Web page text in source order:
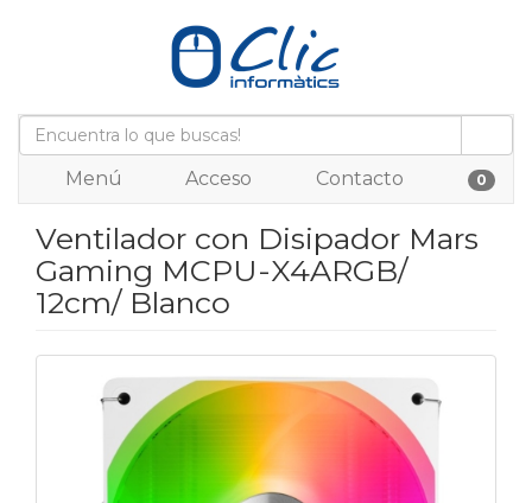
Menú Acceso Contacto 0
Ventilador con Disipador Mars
Gaming MCPU-X4ARGB/
12cm/ Blanco